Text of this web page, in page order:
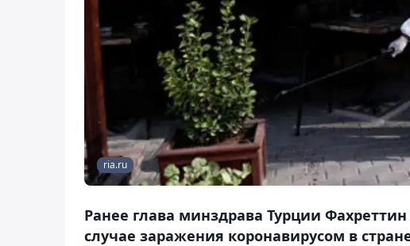
ria.ru
Ранее глава минздрава Турции
случае заражения коронавирусом в